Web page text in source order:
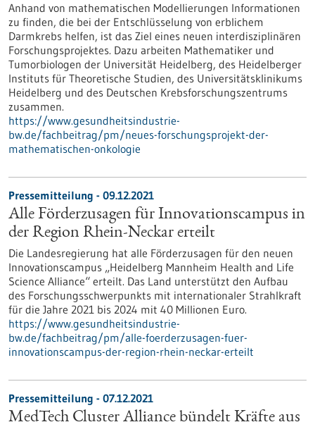
Anhand von mathematischen Modellierungen Informationen
zu finden, die bei der Entschlüsselung von erblichem
Darmkrebs helfen, ist das Ziel eines neuen interdisziplinären
Forschungsprojektes. Dazu arbeiten Mathematiker und
Tumorbiologen der Universität Heidelberg, des Heidelberger
Instituts für Theoretische Studien, des Universitätsklinikums
Heidelberg und des Deutschen Krebsforschungszentrums
zusammen.
https://www.gesundheitsindustrie-
bw.de/fachbeitrag/pm/neues-forschungsprojekt-der-
mathematischen-onkologie
Pressemitteilung - 09.12.2021
Alle Förderzusagen für Innovationscampus in
der Region Rhein-Neckar erteilt
Die Landesregierung hat alle Förderzusagen für den neuen
Innovationscampus „Heidelberg Mannheim Health and Life
Science Alliance“ erteilt. Das Land unterstützt den Aufbau
des Forschungsschwerpunkts mit internationaler Strahlkraft
für die Jahre 2021 bis 2024 mit 40 Millionen Euro.
https://www.gesundheitsindustrie-
bw.de/fachbeitrag/pm/alle-foerderzusagen-fuer-
innovationscampus-der-region-rhein-neckar-erteilt
Pressemitteilung - 07.12.2021
MedTech Cluster Alliance bündelt Kräfte aus